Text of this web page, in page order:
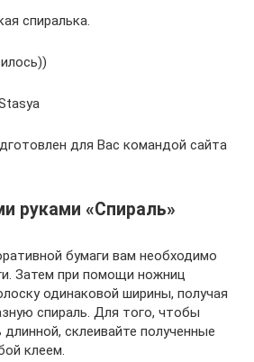
спиралька.
для Вас командой сайта
руками «Спираль»
бумаги вам необходимо
Затем при помощи ножниц
одинаковой ширины, получая
спираль. Для того, чтобы
длинной, склеивайте полученные
клеем.